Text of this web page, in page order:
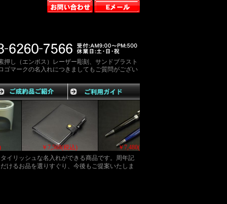
し（エンボス）レーザー彫刻、サンドブラスト
マークの名入れにつきましてもご質問がござい
￥7,700(税込) ￥7,667(税込)
イリッシュな名入れができる商品です。周年記
けるお品を選りすぐり、今後もご提案いたしま